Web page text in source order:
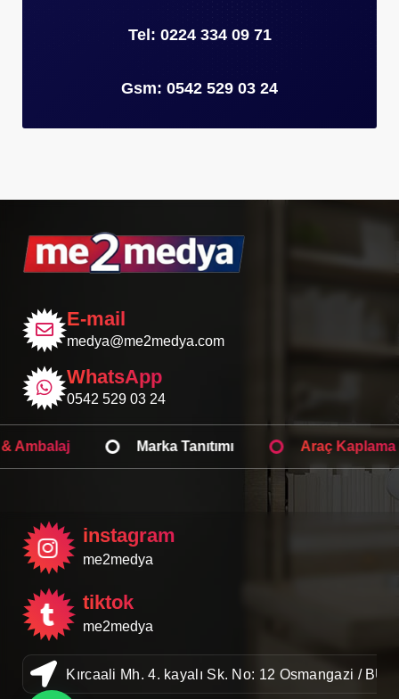
Tel: 0224 334 09 71
Gsm: 0542 529 03 24
E-mail
medya@me2medya.com
WhatsApp
0542 529 03 24
Web Tasarım Işıklı Tabela Kutu &
instagram
me2medya
Kırcaali Mh. 4. kayalı Sk. No: 12 Osmangazi /
tiktok
me2medya